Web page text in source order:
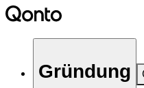
Gründung